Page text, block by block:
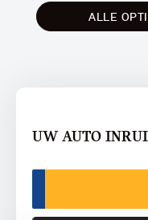
UW AUTO
ALLE